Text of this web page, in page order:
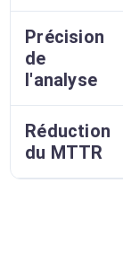
Précision
de
l'analyse
Réduction
du MTTR